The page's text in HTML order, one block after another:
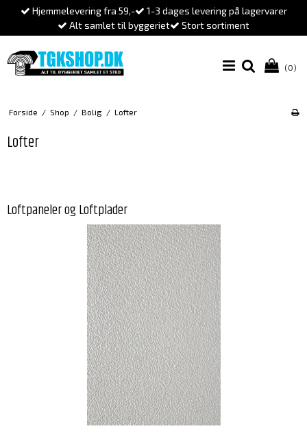
Hjemmelevering fra 59,-
1-3 dages levering på lagervarer
Alt samlet til byggeriet
Stort sortiment
(0)
Forside / Shop / Bolig / Lofter
Lofter
Loftpaneler og Loftplader